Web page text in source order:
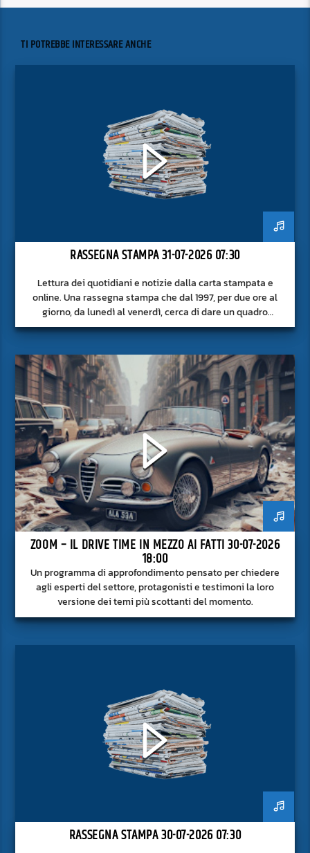
TI POTREBBE INTERESSARE ANCHE
RASSEGNA STAMPA 31-07-2026 07:30
Lettura dei quotidiani e notizie dalla carta stampata e
online. Una rassegna stampa che dal 1997, per due ore al
giorno, da lunedì al venerdì, cerca di dare un quadro
approfondito delle notizie del giorno, senza fermarsi alla
ZOOM – IL DRIVE TIME IN MEZZO AI FATTI 30-07-2026
18:00
Un programma di approfondimento pensato per chiedere
agli esperti del settore, protagonisti e testimoni la loro
versione dei temi più scottanti del momento.
RASSEGNA STAMPA 30-07-2026 07:30